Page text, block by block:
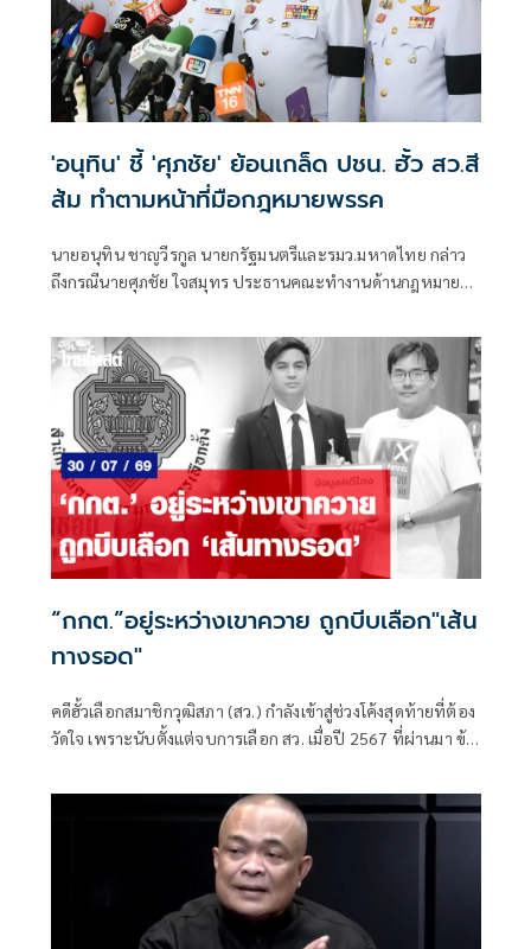
'อนุทิน' ชี้ 'ศุภชัย' ย้อนเกล็ด ปชน. ฮั้ว สว.สี
ส้ม ทำตามหน้าที่มือกฎหมายพรรค
นายอนุทิน ชาญวีรกูล นายกรัฐมนตรีและรมว.มหาดไทย กล่าว
ถึงกรณีนายศุภชัย ใจสมุทร ประธานคณะทํางานด้านกฎหมาย
ยกฯเห็นด้วยกับแนวทางนี้หรือไม่ ว่า นายศุภชัย ทําหน้าที่ของ
ท่าน
“กกต.”อยู่ระหว่างเขาควาย ถูกบีบเลือก"เส้น
ทางรอด"
คดีฮั้วเลือกสมาชิกวุฒิสภา (สว.) กำลังเข้าสู่ช่วงโค้งสุดท้ายที่ต้อง
วัดใจ เพราะนับตั้งแต่จบการเลือก สว. เมื่อปี 2567 ที่ผ่านมา ข้อ
และปริมณฑล การแจกตั๋วเครื่องบิน ตลอดจนตารางโพยลง
คะแนน ได้กลายเป็นของติดตัว สว.ชุดปัจจุบันสัดส่วนเกินครึ่ง
สภา หรือที่เรียกกันติดปากว่า "สว.สีน้ำเงิน"